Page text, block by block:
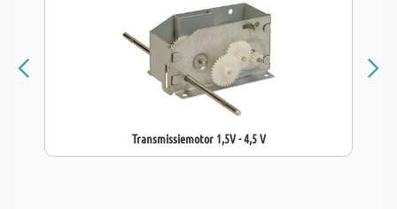
Transmissiemotor 1,5V - 4,5 V